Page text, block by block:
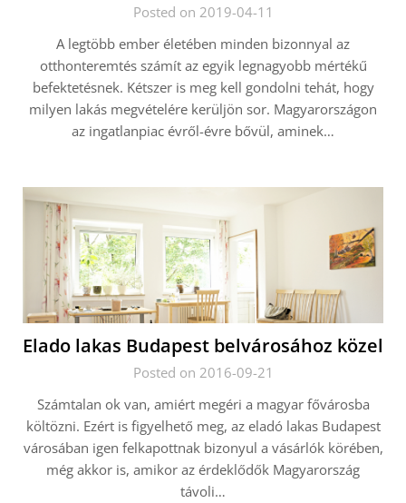
Posted on 2019-04-11
A legtöbb ember életében minden bizonnyal az
otthonteremtés számít az egyik legnagyobb mértékű
befektetésnek. Kétszer is meg kell gondolni tehát, hogy
milyen lakás megvételére kerüljön sor. Magyarországon
az ingatlanpiac évről-évre bővül, aminek…
Elado lakas Budapest belvárosához közel
Posted on 2016-09-21
Számtalan ok van, amiért megéri a magyar fővárosba
költözni. Ezért is figyelhető meg, az eladó lakas Budapest
városában igen felkapottnak bizonyul a vásárlók körében,
még akkor is, amikor az érdeklődők Magyarország
távoli…